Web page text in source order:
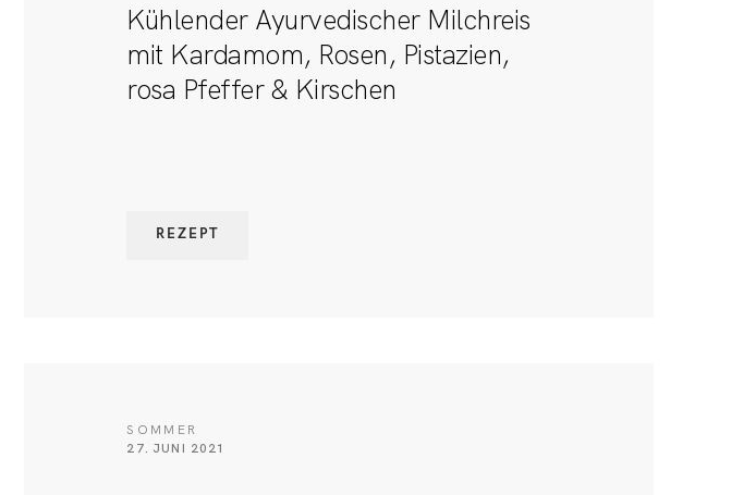
Kühlender Ayurvedischer Milchreis
mit Kardamom, Rosen, Pistazien,
rosa Pfeffer & Kirschen
REZEPT
SOMMER
27. JUNI 2021